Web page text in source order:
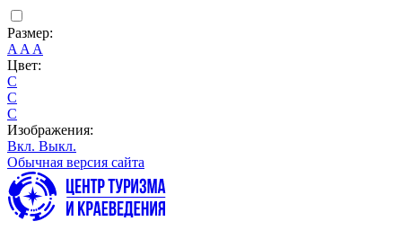
Размер:
A A A
Цвет:
C
C
C
Изображения:
Вкл. Выкл.
Обычная версия сайта